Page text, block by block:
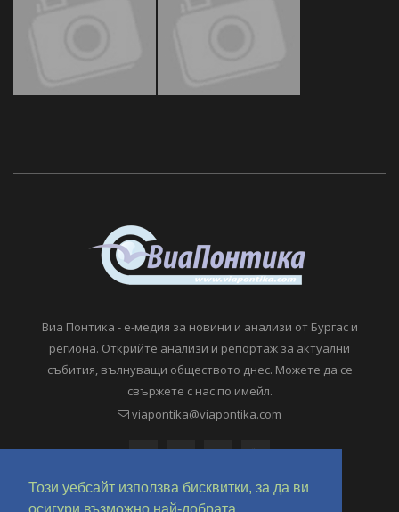
Този уебсайт използва бисквитки, за да ви
Виа Понтика - е-медия за новини и анализи от Бургас и
региона. Открийте анализи и репортаж за актуални
събития, вълнуващи обществото днес. Можете да се
свържете с нас по имейл.
viapontika@viapontika.com